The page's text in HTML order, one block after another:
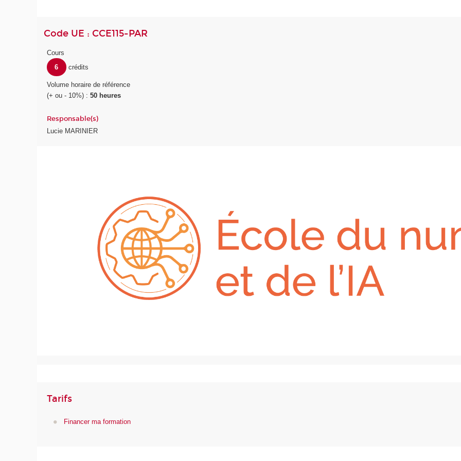
Code UE : CCE115-PAR
Cours
6
crédits
Volume horaire de référence
(+ ou - 10%) :50 heures
Responsable(s)
Lucie MARINIER
Tarifs
Financer ma formation